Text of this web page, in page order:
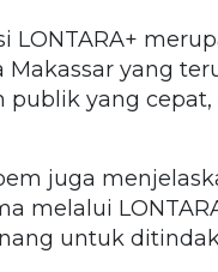
LONTARA+
Makassar yang
yang
juga
melalui
untuk